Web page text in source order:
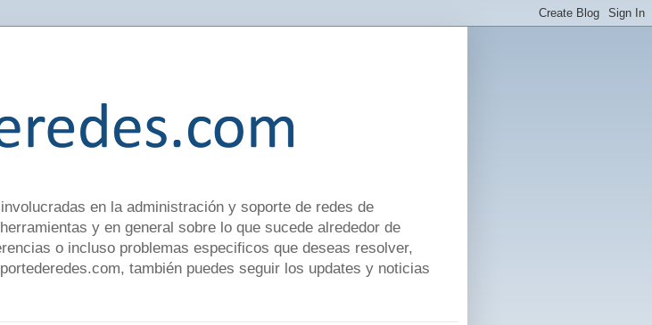
en la administración y soporte de redes de
y en general sobre lo que sucede alrededor de
o incluso problemas especificos que deseas resolver,
también puedes seguir los updates y noticias